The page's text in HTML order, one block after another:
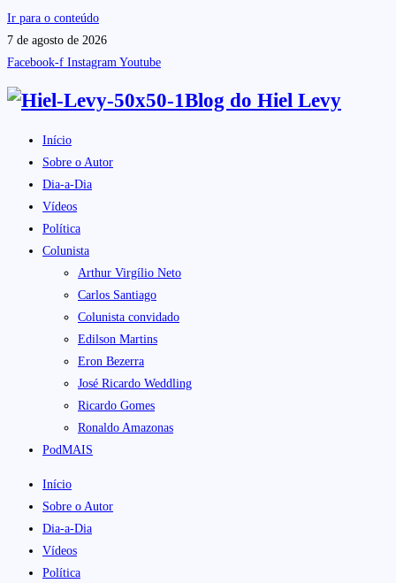
Ir para o conteúdo
7 de agosto de 2026
Facebook-f Instagram Youtube
Blog do Hiel Levy
Início
Sobre o Autor
Dia-a-Dia
Vídeos
Política
Colunista
Arthur Virgílio Neto
Carlos Santiago
Colunista convidado
Edilson Martins
Eron Bezerra
José Ricardo Weddling
Ricardo Gomes
Ronaldo Amazonas
PodMAIS
Início
Sobre o Autor
Dia-a-Dia
Vídeos
Política